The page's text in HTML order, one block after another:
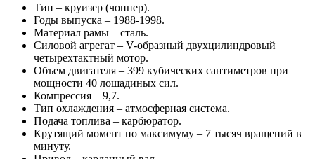
Тип – круизер (чоппер).
Годы выпуска – 1988-1998.
Материал рамы – сталь.
Силовой агрегат – V-образный двухцилиндровый
четырехтактный мотор.
Объем двигателя – 399 кубических сантиметров при
мощности 40 лошадиных сил.
Компрессия – 9,7.
Тип охлаждения – атмосферная система.
Подача топлива – карбюратор.
Крутящий момент по максимуму – 7 тысяч вращений в
минуту.